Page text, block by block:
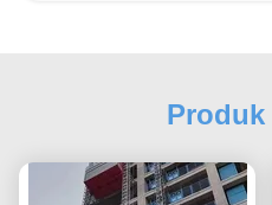
Produk